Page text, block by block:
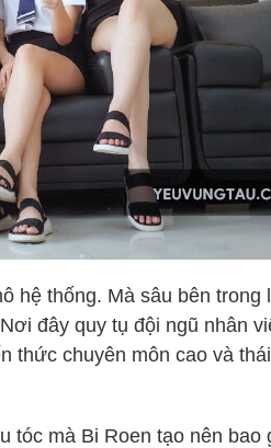
hệ thống. Mà sâu bên trong
đây quy tụ đội ngũ nhân
thức chuyên môn cao và
tóc mà Bi Roen tạo nên bao